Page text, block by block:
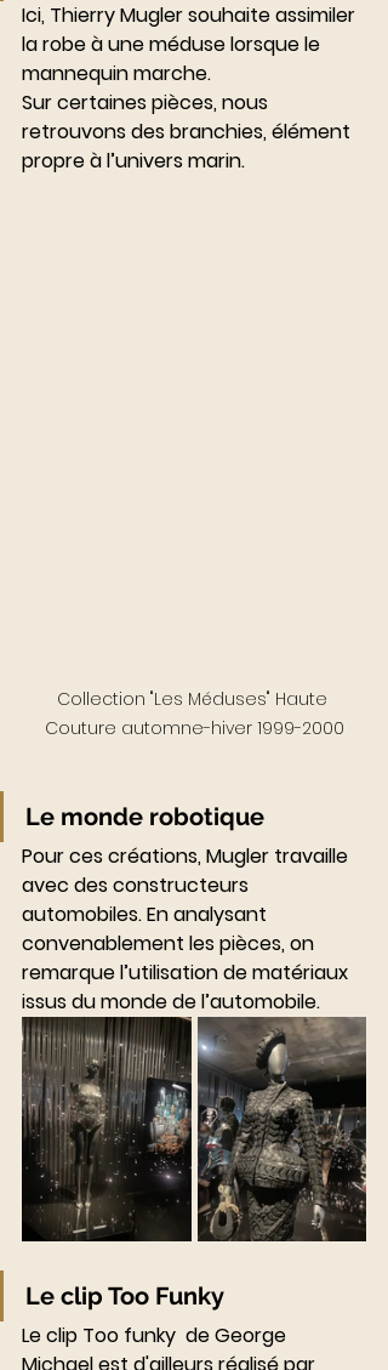
Ici, Thierry Mugler souhaite assimiler
la robe à une méduse lorsque le
mannequin marche.
Sur certaines pièces, nous
retrouvons des branchies, élément
propre à l’univers marin.
Collection "Les Méduses" Haute
Couture automne-hiver 1999-2000
Le monde robotique
Pour ces créations, Mugler travaille
avec des constructeurs
automobiles. En analysant
convenablement les pièces, on
remarque l’utilisation de matériaux
issus du monde de l’automobile.
Le clip Too Funky
Le clip Too funky  de George